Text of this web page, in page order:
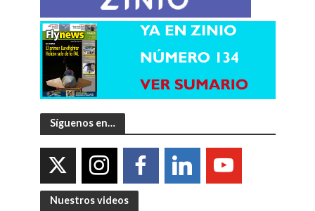
Síguenos en…
Nuestros videos